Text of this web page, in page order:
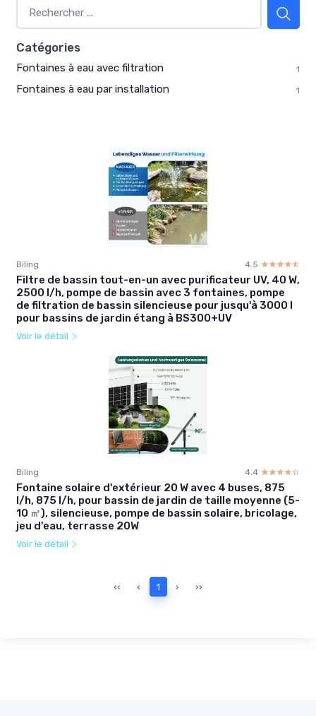
Catégories
Fontaines à eau avec filtration 1
Fontaines à eau par installation 1
Biling 4.5 ☆☆☆☆☆
★★★★★
Filtre de bassin tout-en-un avec purificateur UV, 40 W,
2500 l/h, pompe de bassin avec 3 fontaines, pompe
de filtration de bassin silencieuse pour jusqu'à 3000 l
pour bassins de jardin étang à BS300+UV
Voir le détail
Biling 4.4 ☆☆☆☆☆
★★★★★
Fontaine solaire d'extérieur 20 W avec 4 buses, 875
l/h, 875 l/h, pour bassin de jardin de taille moyenne (5-
10 ㎡), silencieuse, pompe de bassin solaire, bricolage,
jeu d'eau, terrasse 20W
Voir le détail
‹‹ ‹ 1 › ››